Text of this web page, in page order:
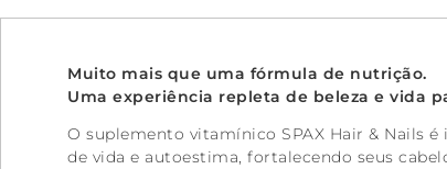
Muito mais que uma fórmula de nutrição.
Uma experiência repleta de beleza e vida
O suplemento vitamínico SPAX Hair & Nails
de vida e autoestima, fortalecendo seus